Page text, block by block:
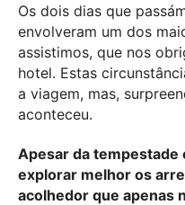
Os dois dias que
envolveram um dos
assistimos, que nos
hotel. Estas
a viagem, mas,
aconteceu.
Apesar da tempestade
explorar melhor os
acolhedor que apenas